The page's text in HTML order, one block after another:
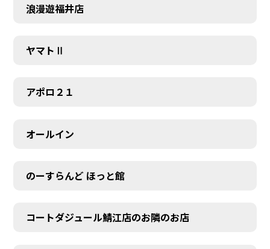
浪漫遊福井店
ヤマトⅡ
アポロ２１
オールイン
のーすらんど ほっと館
コートダジュール鯖江店のお隣のお店